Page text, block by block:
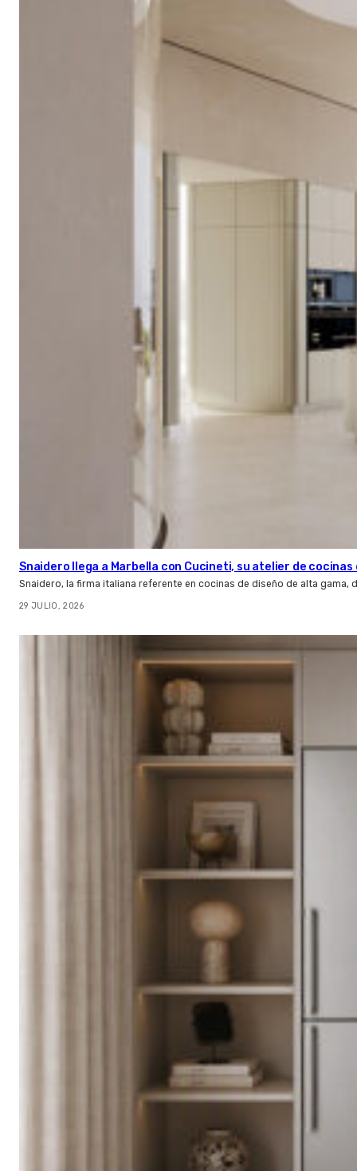
Snaidero llega a Marbella con Cucineti, su atelier de cocinas
Snaidero, la firma italiana referente en cocinas de diseño de alta gama,
29 JULIO, 2026